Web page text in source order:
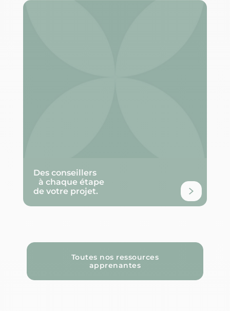
Des conseillers
à chaque étape
de votre projet.
Toutes nos ressources
apprenantes